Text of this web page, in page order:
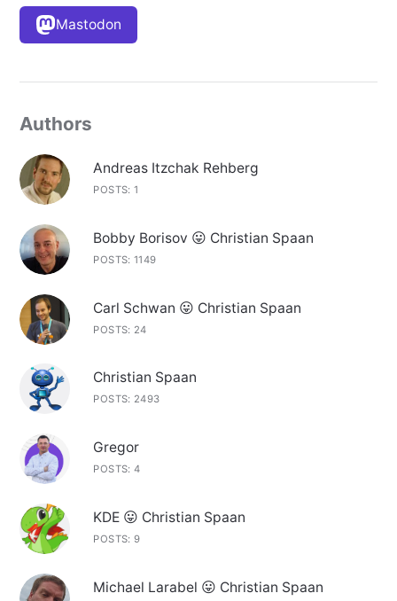
Mastodon
Authors
Andreas Itzchak Rehberg
POSTS: 1
Bobby Borisov 😛 Christian Spaan
POSTS: 1149
Carl Schwan 😛 Christian Spaan
POSTS: 24
Christian Spaan
POSTS: 2493
Gregor
POSTS: 4
KDE 😛 Christian Spaan
POSTS: 9
Michael Larabel 😛 Christian Spaan